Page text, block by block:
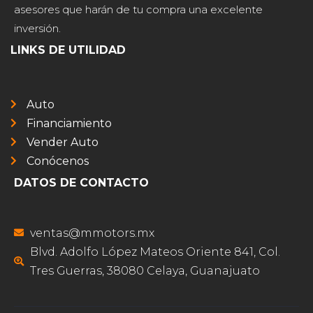
asesores que harán de tu compra una excelente
inversión.
LINKS DE UTILIDAD
Auto
Financiamiento
Vender Auto
Conócenos
DATOS DE CONTACTO
ventas@mmotors.mx
Blvd. Adolfo López Mateos Oriente 841, Col.
Tres Guerras, 38080 Celaya, Guanajuato